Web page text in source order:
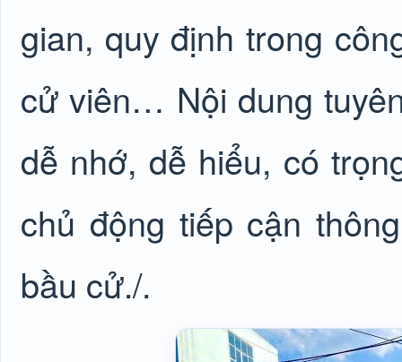
gian, quy định trong
cử viên… Nội dung
dễ nhớ, dễ hiểu, có
chủ động tiếp cận
bầu cử./.